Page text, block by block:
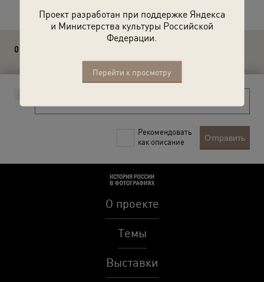
Проект разработан при поддержке Яндекса
и Министерства культуры Российской
Федерации.
Перейти к просмотру
0 комментариев
Рекомендовать
как описание
Отправить
О проекте
Темы
Выставки